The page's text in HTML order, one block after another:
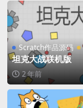
Scratch作品源码
坦克大战联机版
2 年前